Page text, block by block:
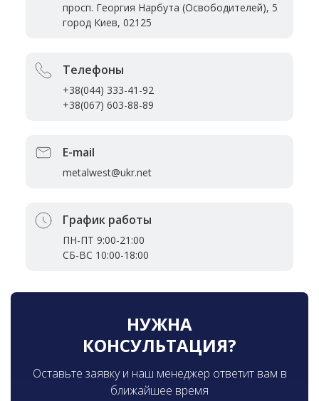
просп. Георгия Нарбута (Освободителей), 5
город Киев, 02125
Телефоны
+38(044) 333-41-92
+38(067) 603-88-89
E-mail
metalwest@ukr.net
График работы
ПН-ПТ 9:00-21:00
СБ-ВС 10:00-18:00
НУЖНА
КОНСУЛЬТАЦИЯ?
Оставьте заявку и наш менеджер ответит вам в
ближайшее время